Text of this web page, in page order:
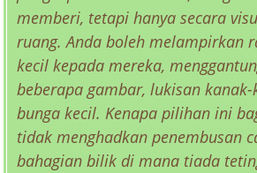
memberi, tetapi hanya secara
ruang. Anda boleh melampirkan
kecil kepada mereka,
beberapa gambar, lukisan
bunga kecil. Kenapa pilihan ini
tidak menghadkan penembusan
bahagian bilik di mana tiada